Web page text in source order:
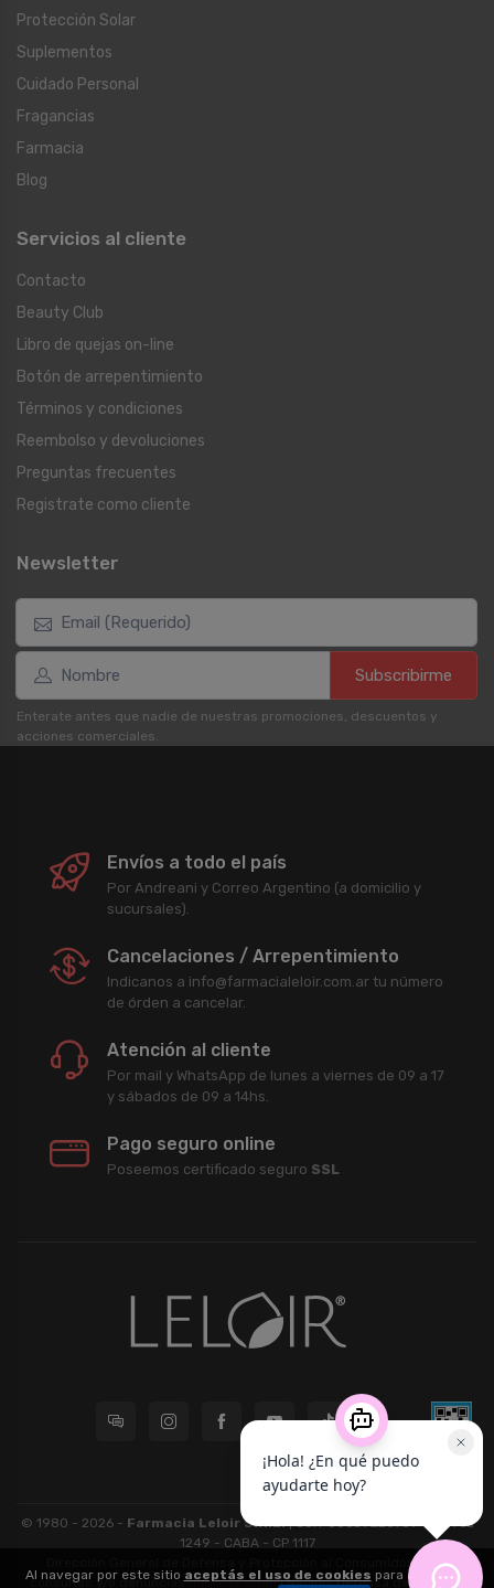
Protección Solar
Suplementos
Cuidado Personal
Fragancias
Farmacia
Blog
Servicios al cliente
Contacto
Beauty Club
Libro de quejas on-line
Botón de arrepentimiento
Términos y condiciones
Reembolso y devoluciones
Preguntas frecuentes
Registrate como cliente
Newsletter
Subscribirme
Enterate antes que nadie de nuestras promociones, descuentos y
acciones comerciales.
Envíos a todo el país
Por Andreani y Correo Argentino (a domicilio y
sucursales).
Cancelaciones / Arrepentimiento
Indicanos a info@farmacialeloir.com.ar tu número
de órden a cancelar.
Atención al cliente
Por mail y WhatsApp de lunes a viernes de 09 a 17
y sábados de 09 a 14hs.
Pago seguro online
Poseemos certificado seguro SSL
© 1980 - 2026 - Farmacia Leloir S.R.L.| CUIT 33609220789 - Larrea
1249 - CABA - CP 1117
Dirección General de Defensa y Protección al Consumidor: Para
consultas y/o denuncias[ingrese aquí]| Nación: Defensa de las y los
Al navegar por este sitio aceptás el uso de cookies para agilizar tu